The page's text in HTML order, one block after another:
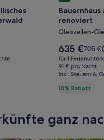
aus
dem
Jahr
1850
neu
renoviert
Bauernhaus
renoviert
Gleiszellen-
10% Rabatt
Der
Preis
beträgt
635 €.
635 €Der
alte
Preis
war
siehe
zum
705 €
für 1
91 € pro Nacht
inkl. Steuern &
ganz